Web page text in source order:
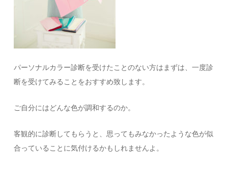
パーソナルカラー診断を受けたことのない方はまずは、一度診
断を受けてみることをおすすめ致します。
ご自分にはどんな色が調和するのか。
客観的に診断してもらうと、思ってもみなかったような色が似
合っていることに気付けるかもしれませんよ。